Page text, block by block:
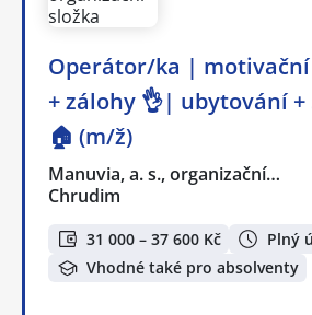
Operátor/ka | motivační
+ zálohy 👌| ubytování +
🏠 (m/ž)
Manuvia, a. s., organizační…
Chrudim
31 000 – 37 600 Kč
Plný
Vhodné také pro absolventy